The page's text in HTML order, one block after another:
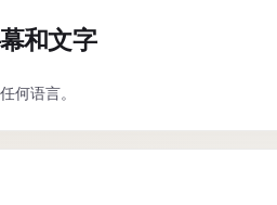
和文字
何语言。